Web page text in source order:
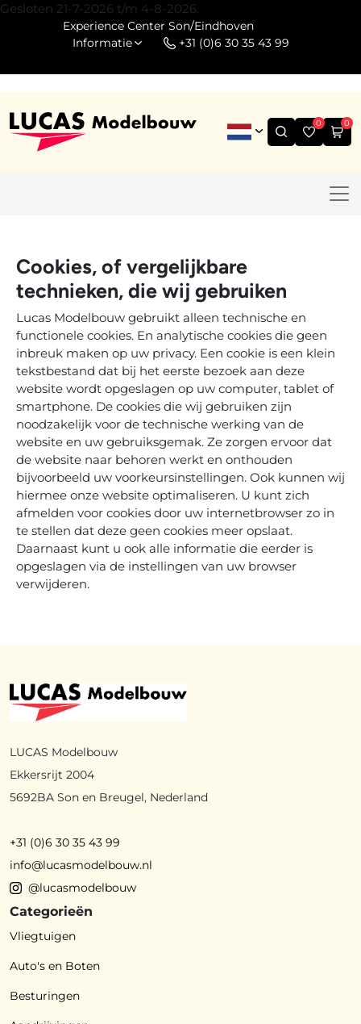
Gesloten 21-7-2026 t/m 4-8-2026.
Experience Center Son/Eindhoven
Informatie
+31 (0)6 30 35 43 99
0 0
Cookies, of vergelijkbare
technieken, die wij gebruiken
Lucas Modelbouw gebruikt alleen technische en
functionele cookies. En analytische cookies die geen
inbreuk maken op uw privacy. Een cookie is een klein
tekstbestand dat bij het eerste bezoek aan deze
website wordt opgeslagen op uw computer, tablet of
smartphone. De cookies die wij gebruiken zijn
noodzakelijk voor de technische werking van de
website en uw gebruiksgemak. Ze zorgen ervoor dat
de website naar behoren werkt en onthouden
bijvoorbeeld uw voorkeursinstellingen. Ook kunnen wij
hiermee onze website optimaliseren. U kunt zich
afmelden voor cookies door uw internetbrowser zo in
te stellen dat deze geen cookies meer opslaat.
Daarnaast kunt u ook alle informatie die eerder is
opgeslagen via de instellingen van uw browser
verwijderen.
LUCAS Modelbouw
Ekkersrijt 2004
5692BA Son en Breugel, Nederland
+31 (0)6 30 35 43 99
info@lucasmodelbouw.nl
@lucasmodelbouw
Categorieën
Vliegtuigen
Auto's en Boten
Besturingen